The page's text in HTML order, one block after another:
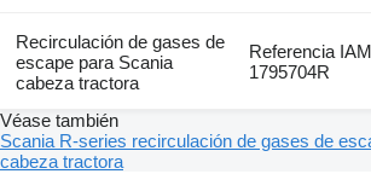
Recirculación de gases de
escape para Scania
cabeza tractora
Referencia
1795704R
Véase también
Scania R-series recirculación de gases de
cabeza tractora